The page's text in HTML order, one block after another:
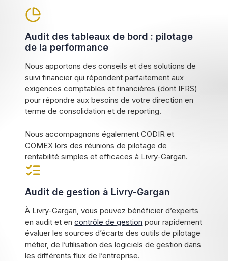
Audit des tableaux de bord : pilotage
de la performance
Nous apportons des conseils et des solutions de
suivi financier qui répondent parfaitement aux
exigences comptables et financières (dont IFRS)
pour répondre aux besoins de votre direction en
terme de consolidation et de reporting.
Nous accompagnons également CODIR et
COMEX lors des réunions de pilotage de
rentabilité simples et efficaces à Livry-Gargan.
Audit de gestion à Livry-Gargan
À Livry-Gargan, vous pouvez bénéficier d’experts
en audit et encontrôle de gestion pour rapidement
évaluer les sources d’écarts des outils de pilotage
métier, de l’utilisation des logiciels de gestion dans
les différents flux de l’entreprise.